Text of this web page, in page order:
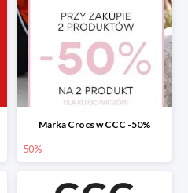
Marka Crocs w CCC -50%
50%